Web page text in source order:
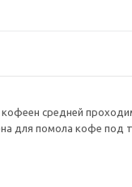
средней
для помола кофе под